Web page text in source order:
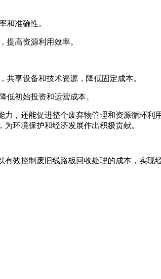
和准确性。
提高资源利用效率。
享设备和技术资源，降低固定成本。
低初始投资和运营成本。
，还能促进整个废弃物管理和资源循环
环境保护和经济发展作出积极贡献。
效控制废旧线路板回收处理的成本，实